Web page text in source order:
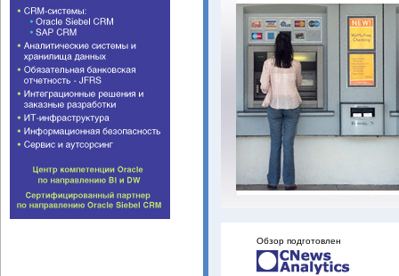
Обзор подготовлен